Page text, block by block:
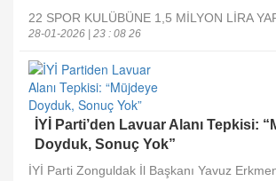
22 SPOR KULÜBÜNE 1,5 MİLYON LİRA
28-01-2026 | 23 : 08 26
İYİ Parti’den Lavuar Alanı Tepkisi:
Doyduk, Sonuç Yok”
İYİ Parti Zonguldak İl Başkanı Yavuz